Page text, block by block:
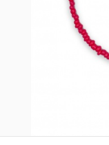
SAÇ AKSESUARLARI
GELİN / DÜĞÜN
PARTİ SÜSLERİ
YILBAŞI ÜRÜNLERİ